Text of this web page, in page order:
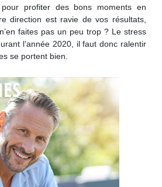
profiter des bons moments en
direction est ravie de vos résultats,
faites pas un peu trop ? Le stress
l’année 2020, il faut donc ralentir
se portent bien.